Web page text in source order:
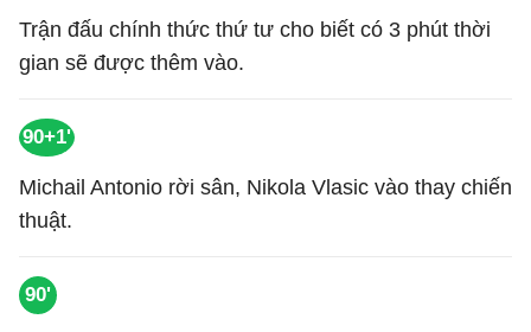
Trận đấu chính thức thứ tư cho biết có 3 phút thời
gian sẽ được thêm vào.
90+1'
Michail Antonio rời sân, Nikola Vlasic vào thay chiến
thuật.
90'